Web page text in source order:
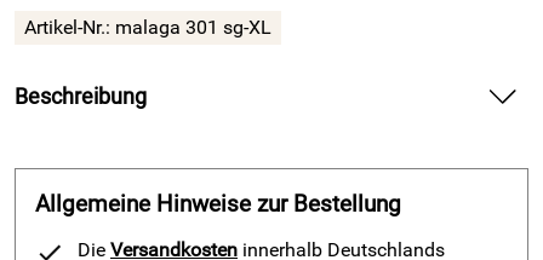
Artikel-Nr.: malaga 301 sg-XL
Beschreibung
schwarz-grau — liefert angenehmen Tragekomfort für
Training und Spiel
Spüre beim Fußball-Kurzarm-Trikot-Set Malaga 301 von
Allgemeine Hinweise zur Bestellung
Die Versandkosten innerhalb Deutschlands